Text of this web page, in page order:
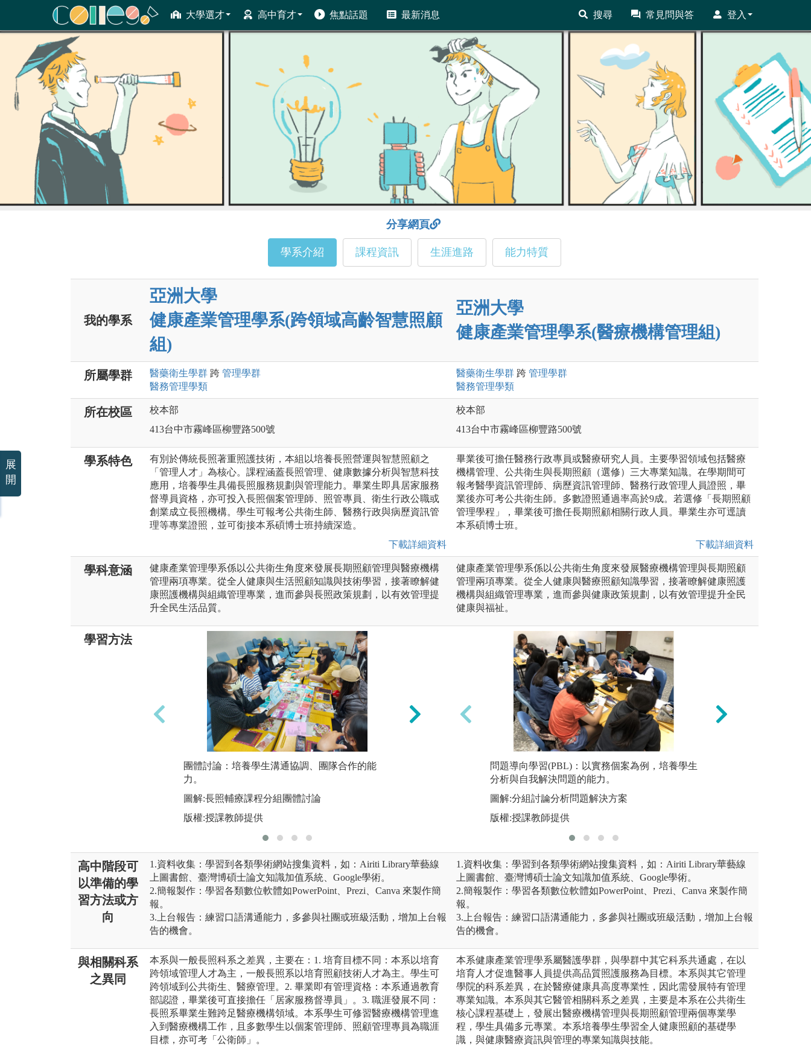
大學選才 高中育才 焦點話題 最新消息 搜尋 常見問與答 登入
ColleGo! 大學選才與高中育才輔助系統
分享網頁
學系介紹 課程資訊 生涯進路 能力特質
我的學系
亞洲大學
健康產業管理學系(跨領域高齡智慧照顧
組)
亞洲大學
健康產業管理學系(醫療機構管理組)
所屬學群 醫藥衛生學群 跨 管理學群
醫務管理學類
醫藥衛生學群 跨 管理學群
醫務管理學類
所在校區
校本部
413台中市霧峰區柳豐路500號
校本部
413台中市霧峰區柳豐路500號
學系特色
有別於傳統長照著重照護技術，本組以培養長照營運與智慧照顧之
「管理人才」為核心。課程涵蓋長照管理、健康數據分析與智慧科技
應用，培養學生具備長照服務規劃與管理能力。畢業生即具居家服務
督導員資格，亦可投入長照個案管理師、照管專員、衛生行政公職或
創業成立長照機構。學生可報考公共衛生師、醫務行政與病歷資訊管
理等專業證照，並可銜接本系碩博士班持續深造。
下載詳細資料
畢業後可擔任醫務行政專員或醫療研究人員。主要學習領域包括醫療
機構管理、公共衛生與長期照顧（選修）三大專業知識。在學期間可
報考醫學資訊管理師、病歷資訊管理師、醫務行政管理人員證照，畢
業後亦可考公共衛生師。多數證照通過率高於9成。若選修「長期照顧
管理學程」，畢業後可擔任長期照顧相關行政人員。畢業生亦可逕讀
本系碩博士班。
下載詳細資料
學科意涵
健康產業管理學系係以公共衛生角度來發展長期照顧管理與醫療機構
管理兩項專業。從全人健康與生活照顧知識與技術學習，接著瞭解健
康照護機構與組織管理專業，進而參與長照政策規劃，以有效管理提
升全民生活品質。
健康產業管理學系係以公共衛生角度來發展醫療機構管理與長期照顧
管理兩項專業。從全人健康與醫療照顧知識學習，接著瞭解健康照護
機構與組織管理專業，進而參與健康政策規劃，以有效管理提升全民
健康與福祉。
學習方法
團體討論：培養學生溝通協調、團隊合作的能
力。
圖解:長照輔療課程分組團體討論
版權:授課教師提供
問題導向學習(PBL)：以實務個案為例，培養學生
分析與自我解決問題的能力。
圖解:分組討論分析問題解決方案
版權:授課教師提供
問題導向學習(PBL)：以實務個案為例，培養學生
分析與自我解決問題的能力。
圖解:分組討論分析問題解決方案
版權:授課教師提供
高中階段可
以準備的學
習方法或方
向
1.資料收集：學習到各類學術網站搜集資料，如：Airiti Library華藝線
上圖書館、臺灣博碩士論文知識加值系統、Google學術。
2.簡報製作：學習各類數位軟體如PowerPoint、Prezi、Canva 來製作簡
報。
3.上台報告：練習口語溝通能力，多參與社團或班級活動，增加上台報
告的機會。
1.資料收集：學習到各類學術網站搜集資料，如：Airiti Library華藝線
上圖書館、臺灣博碩士論文知識加值系統、Google學術。
2.簡報製作：學習各類數位軟體如PowerPoint、Prezi、Canva 來製作簡
報。
3.上台報告：練習口語溝通能力，多參與社團或班級活動，增加上台報
告的機會。
與相關科系
之異同
本系與一般長照科系之差異，主要在：1. 培育目標不同：本系以培育
跨領域管理人才為主，一般長照系以培育照顧技術人才為主。學生可
跨領域到公共衛生、醫療管理。2. 畢業即有管理資格：本系通過教育
部認證，畢業後可直接擔任「居家服務督導員」。3. 職涯發展不同：
長照系畢業生難跨足醫療機構領域。本系學生可修習醫療機構管理進
入到醫療機構工作，且多數學生以個案管理師、照顧管理專員為職涯
目標，亦可考「公衛師」。
本系健康產業管理學系屬醫護學群，與學群中其它科系共通處，在以
培育人才促進醫事人員提供高品質照護服務為目標。本系與其它管理
學院的科系差異，在於醫療健康具高度專業性，因此需發展特有管理
專業知識。本系與其它醫管相關科系之差異，主要是本系在公共衛生
核心課程基礎上，發展出醫療機構管理與長期照顧管理兩個專業學
程，學生具備多元專業。本系培養學生學習全人健康照顧的基礎學
識，與健康醫療資訊與管理的專業知識與技能。
展
開